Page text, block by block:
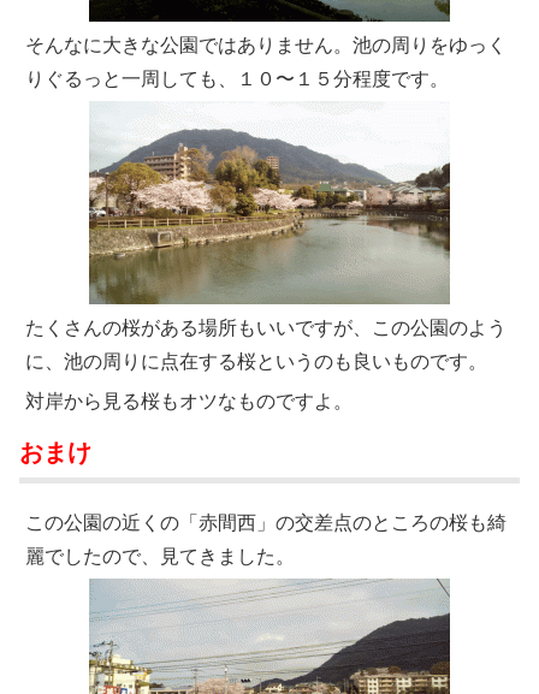
そんなに大きな公園ではありません。池の周りをゆっく
りぐるっと一周しても、１０〜１５分程度です。
たくさんの桜がある場所もいいですが、この公園のよう
に、池の周りに点在する桜というのも良いものです。
対岸から見る桜もオツなものですよ。
おまけ
この公園の近くの「赤間西」の交差点のところの桜も綺
麗でしたので、見てきました。